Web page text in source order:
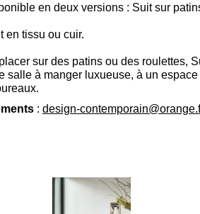
en deux versions : Suit sur
en tissu ou cuir.
sur des patins ou des roulettes,
salle à manger luxueuse, à un
: design-